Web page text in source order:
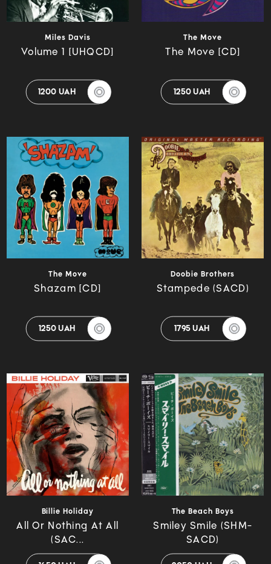
Miles Davis
Volume 1 [UHQCD]
1200 UAH
The Move
The Move [CD]
1250 UAH
The Move
Shazam [CD]
1250 UAH
Doobie Brothers
Stampede (SACD)
1795 UAH
Billie Holiday
All Or Nothing At All
(SAC...
The Beach Boys
Smiley Smile (SHM-
SACD)